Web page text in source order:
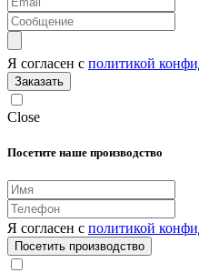
Я согласен с политикой
Заказать
Close
Посетите наше производство
Я согласен с политикой
Посетить производство